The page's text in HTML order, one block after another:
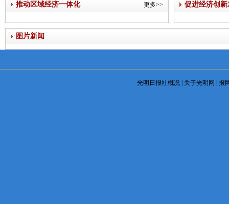
推动区域经济一体化 更多>> 促进经济创新
图片新闻
光明日报社概况 关于光明网 报